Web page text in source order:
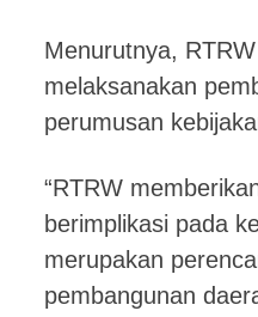
Menurutnya,
melaksanakan
perumusan
“RTRW
berimplikasi pada
merupakan
pembangunan